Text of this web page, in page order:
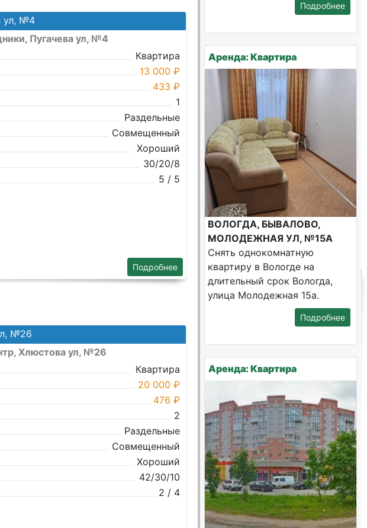
ул, №4
Пугачева ул, №4
Квартира
13 000 ₽
433 ₽
1
Раздельные
Совмещенный
Хороший
30/20/8
5 / 5
Подробнее
№26
Хлюстова ул, №26
Квартира
20 000 ₽
476 ₽
2
Раздельные
Совмещенный
Хороший
42/30/10
2 / 4
Подробнее
Аренда: Квартира
ВОЛОГДА, БЫВАЛОВО,
МОЛОДЕЖНАЯ УЛ, №15А
Снять однокомнатную
квартиру в Вологде на
длительный срок Вологда,
улица Молодежная 15а.
Подробнее
Аренда: Квартира